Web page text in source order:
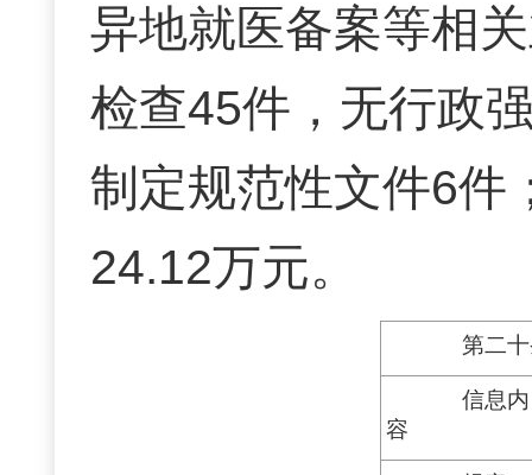
异地就医备案等相
检查45件，无行政
制定规范性文件6件
24.12万元。
第二
信息内
容